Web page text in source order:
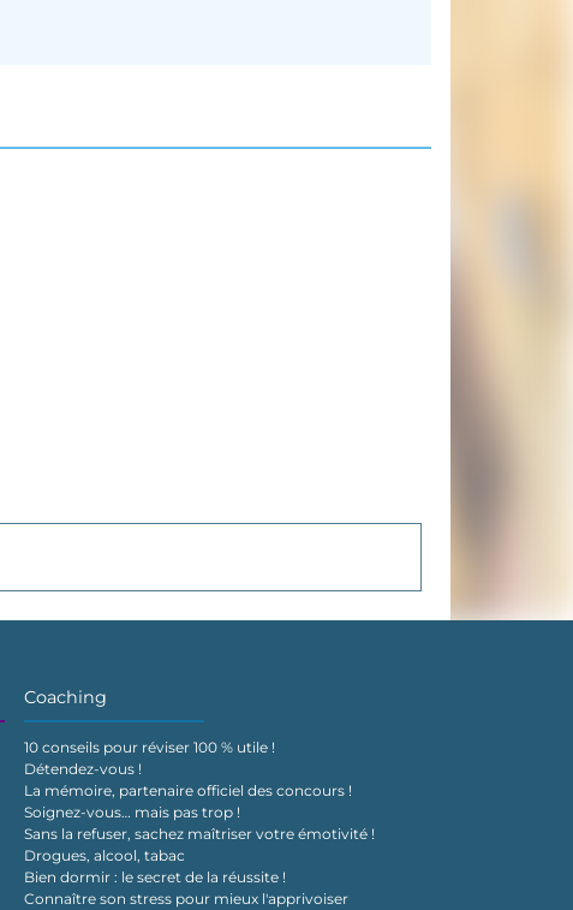
Coaching
10 conseils pour réviser 100 % utile !
Détendez-vous !
La mémoire, partenaire officiel des concours !
Soignez-vous… mais pas trop !
Sans la refuser, sachez maîtriser votre émotivité !
Drogues, alcool, tabac
Bien dormir : le secret de la réussite !
Connaître son stress pour mieux l'apprivoiser